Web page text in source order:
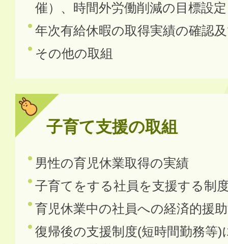
催）、時間外労働削減の目標設定
年次有給休暇の取得実績の確認
その他の取組
子育て支援の取組
男性の育児休業取得の実績
子育てをする社員を支援する制
育児休業中の社員への経済的援
復帰後の支援制度(短時間勤務等